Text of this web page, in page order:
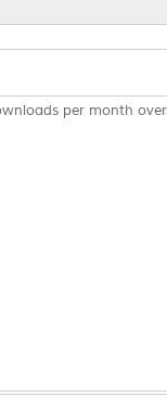
per month